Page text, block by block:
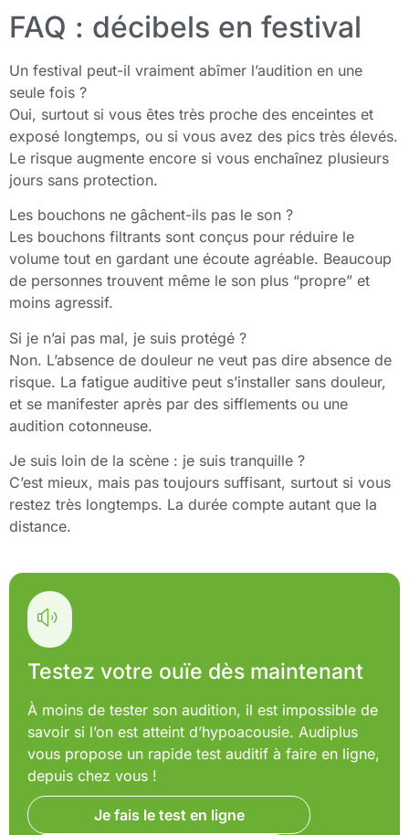
FAQ : décibels en festival
Un festival peut-il vraiment abîmer l’audition en une
seule fois ?
Oui, surtout si vous êtes très proche des enceintes et
exposé longtemps, ou si vous avez des pics très élevés.
Le risque augmente encore si vous enchaînez plusieurs
jours sans protection.
Les bouchons ne gâchent-ils pas le son ?
Les bouchons filtrants sont conçus pour réduire le
volume tout en gardant une écoute agréable. Beaucoup
de personnes trouvent même le son plus “propre” et
moins agressif.
Si je n’ai pas mal, je suis protégé ?
Non. L’absence de douleur ne veut pas dire absence de
risque. La fatigue auditive peut s’installer sans douleur,
et se manifester après par des sifflements ou une
audition cotonneuse.
Je suis loin de la scène : je suis tranquille ?
C’est mieux, mais pas toujours suffisant, surtout si vous
restez très longtemps. La durée compte autant que la
distance.
Testez votre ouïe dès maintenant
À moins de tester son audition, il est impossible de
savoir si l’on est atteint d’hypoacousie. Audiplus
vous propose un rapide test auditif à faire en ligne,
depuis chez vous !
Je fais le test en ligne